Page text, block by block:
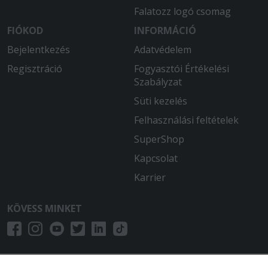
Falatozz logó csomag
FIÓKOD
Bejelentkezés
Regisztráció
INFORMÁCIÓ
Adatvédelem
Fogyasztói Értékelési
Szabályzat
Süti kezelés
Felhasználási feltételek
SuperShop
Kapcsolat
Karrier
KÖVESS MINKET